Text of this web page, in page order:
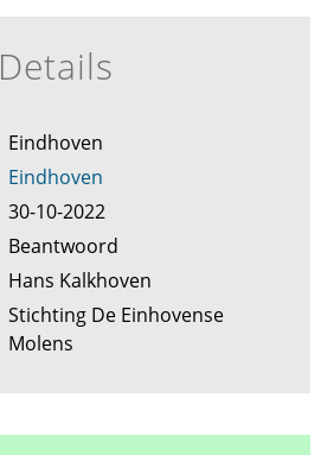
Details
Eindhoven
Eindhoven
30-10-2022
Beantwoord
Hans Kalkhoven
Stichting De Einhovense
Molens